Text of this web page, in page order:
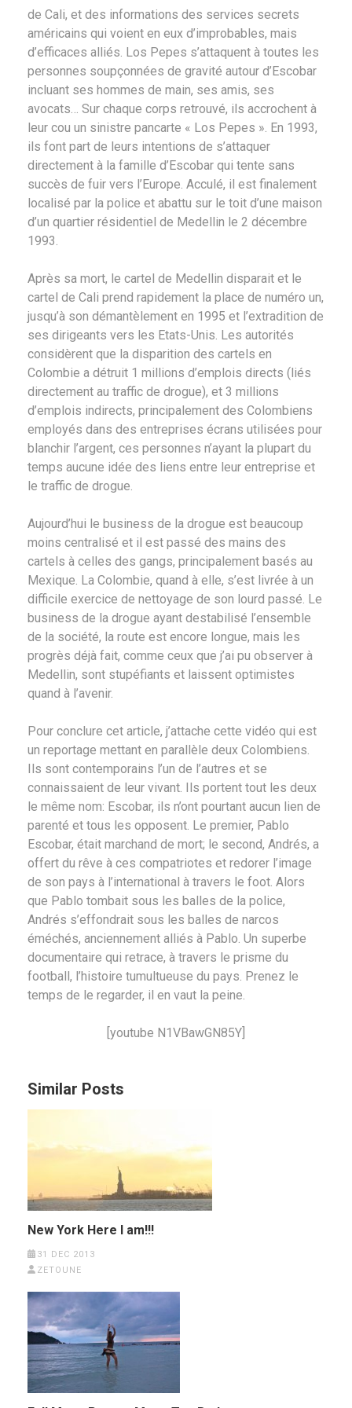
de Cali, et des informations des services secrets
américains qui voient en eux d’improbables, mais
d’efficaces alliés. Los Pepes s’attaquent à toutes les
personnes soupçonnées de gravité autour d’Escobar
incluant ses hommes de main, ses amis, ses
avocats… Sur chaque corps retrouvé, ils accrochent à
leur cou un sinistre pancarte « Los Pepes ». En 1993,
ils font part de leurs intentions de s’attaquer
directement à la famille d’Escobar qui tente sans
succès de fuir vers l’Europe. Acculé, il est finalement
localisé par la police et abattu sur le toit d’une maison
d’un quartier résidentiel de Medellin le 2 décembre
1993.
Après sa mort, le cartel de Medellin disparait et le
cartel de Cali prend rapidement la place de numéro un,
jusqu’à son démantèlement en 1995 et l’extradition de
ses dirigeants vers les Etats-Unis. Les autorités
considèrent que la disparition des cartels en
Colombie a détruit 1 millions d’emplois directs (liés
directement au traffic de drogue), et 3 millions
d’emplois indirects, principalement des Colombiens
employés dans des entreprises écrans utilisées pour
blanchir l’argent, ces personnes n’ayant la plupart du
temps aucune idée des liens entre leur entreprise et
le traffic de drogue.
Aujourd’hui le business de la drogue est beaucoup
moins centralisé et il est passé des mains des
cartels à celles des gangs, principalement basés au
Mexique. La Colombie, quand à elle, s’est livrée à un
difficile exercice de nettoyage de son lourd passé. Le
business de la drogue ayant destabilisé l’ensemble
de la société, la route est encore longue, mais les
progrès déjà fait, comme ceux que j’ai pu observer à
Medellin, sont stupéfiants et laissent optimistes
quand à l’avenir.
Pour conclure cet article, j’attache cette vidéo qui est
un reportage mettant en parallèle deux Colombiens.
Ils sont contemporains l’un de l’autres et se
connaissaient de leur vivant. Ils portent tout les deux
le même nom: Escobar, ils n’ont pourtant aucun lien de
parenté et tous les opposent. Le premier, Pablo
Escobar, était marchand de mort; le second, Andrés, a
offert du rêve à ces compatriotes et redorer l’image
de son pays à l’international à travers le foot. Alors
que Pablo tombait sous les balles de la police,
Andrés s’effondrait sous les balles de narcos
éméchés, anciennement alliés à Pablo. Un superbe
documentaire qui retrace, à travers le prisme du
football, l’histoire tumultueuse du pays. Prenez le
temps de le regarder, il en vaut la peine.
[youtube N1VBawGN85Y]
Similar Posts
New York Here I am!!!
31 DEC 2013
ZETOUNE